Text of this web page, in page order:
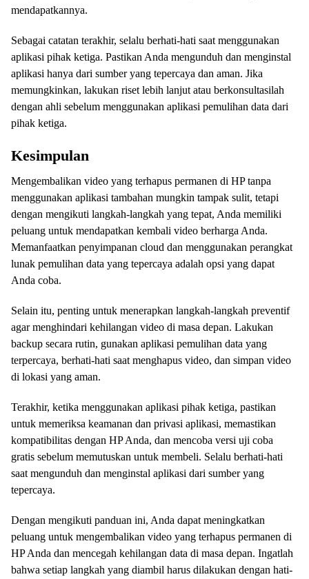
mendapatkannya.
Sebagai catatan terakhir, selalu berhati-hati saat menggunakan
aplikasi pihak ketiga. Pastikan Anda mengunduh dan menginstal
aplikasi hanya dari sumber yang tepercaya dan aman. Jika
memungkinkan, lakukan riset lebih lanjut atau berkonsultasilah
dengan ahli sebelum menggunakan aplikasi pemulihan data dari
pihak ketiga.
Kesimpulan
Mengembalikan video yang terhapus permanen di HP tanpa
menggunakan aplikasi tambahan mungkin tampak sulit, tetapi
dengan mengikuti langkah-langkah yang tepat, Anda memiliki
peluang untuk mendapatkan kembali video berharga Anda.
Memanfaatkan penyimpanan cloud dan menggunakan perangkat
lunak pemulihan data yang tepercaya adalah opsi yang dapat
Anda coba.
Selain itu, penting untuk menerapkan langkah-langkah preventif
agar menghindari kehilangan video di masa depan. Lakukan
backup secara rutin, gunakan aplikasi pemulihan data yang
terpercaya, berhati-hati saat menghapus video, dan simpan video
di lokasi yang aman.
Terakhir, ketika menggunakan aplikasi pihak ketiga, pastikan
untuk memeriksa keamanan dan privasi aplikasi, memastikan
kompatibilitas dengan HP Anda, dan mencoba versi uji coba
gratis sebelum memutuskan untuk membeli. Selalu berhati-hati
saat mengunduh dan menginstal aplikasi dari sumber yang
tepercaya.
Dengan mengikuti panduan ini, Anda dapat meningkatkan
peluang untuk mengembalikan video yang terhapus permanen di
HP Anda dan mencegah kehilangan data di masa depan. Ingatlah
bahwa setiap langkah yang diambil harus dilakukan dengan hati-